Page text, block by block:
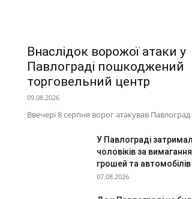
Внаслідок ворожої атаки у
Павлограді пошкоджений
торговельний центр
09.08.2026
Ввечері 8 серпня ворог атакував Павлоград
У Павлограді
чоловіків за вимагання
грошей та автомобілів
07.08.2026